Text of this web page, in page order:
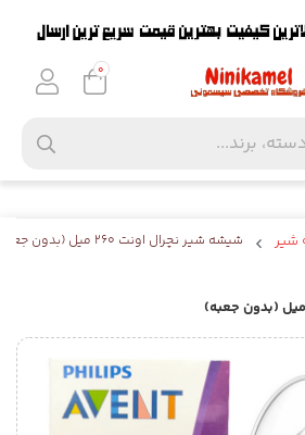
شیر شیشه شیر نچرال اونت ۲۶۰ میل (بدون جعبه)
0